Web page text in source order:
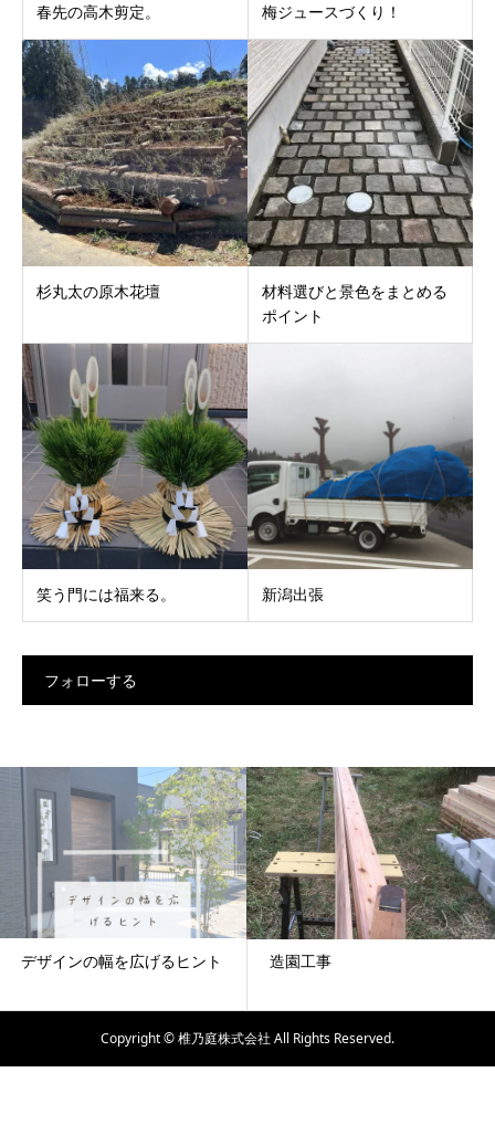
春先の高木剪定。 梅ジュースづくり！
杉丸太の原木花壇
材料選びと景色をまとめる
ポイント
笑う門には福来る。 新潟出張
フォローする
デザインの幅を広げるヒント 造園工事
Copyright © 椎乃庭株式会社 All Rights Reserved.